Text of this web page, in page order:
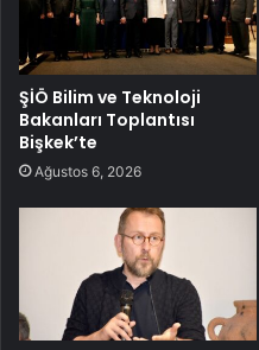
ŞİÖ Bilim ve Teknoloji
Bakanları Toplantısı
Bişkek’te
Ağustos 6, 2026